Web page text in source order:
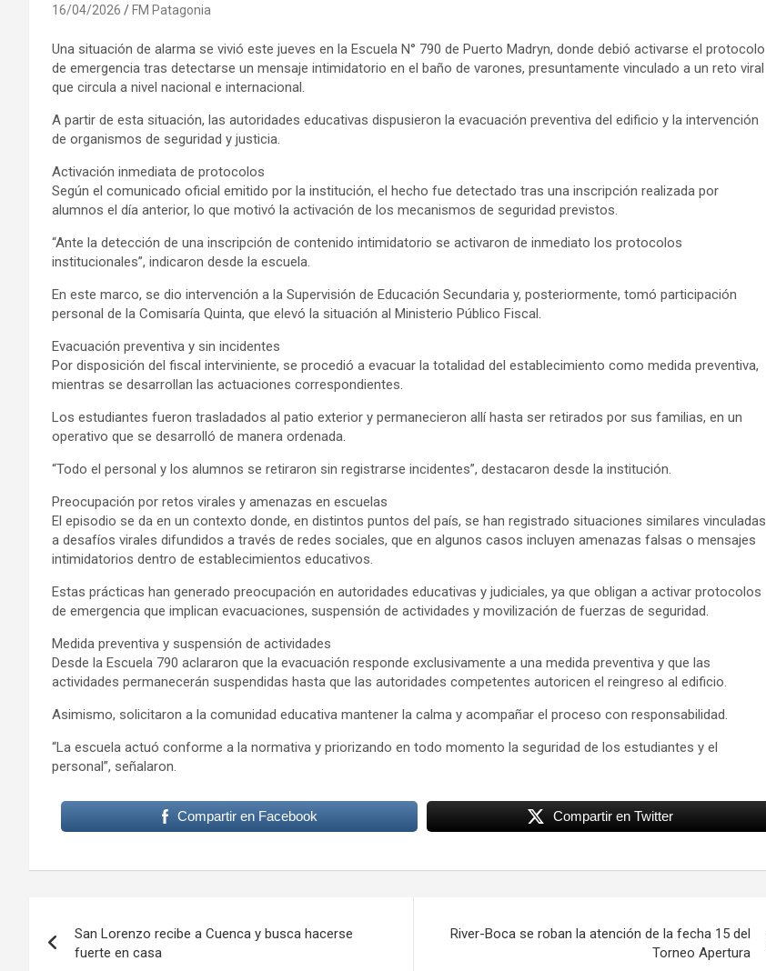
16/04/2026 FM Patagonia
Una situación de alarma se vivió este jueves en la Escuela N° 790 de Puerto Madryn, donde debió activarse el protocolo
de emergencia tras detectarse un mensaje intimidatorio en el baño de varones, presuntamente vinculado a un reto viral
que circula a nivel nacional e internacional.
A partir de esta situación, las autoridades educativas dispusieron la evacuación preventiva del edificio y la intervención
de organismos de seguridad y justicia.
Activación inmediata de protocolos
Según el comunicado oficial emitido por la institución, el hecho fue detectado tras una inscripción realizada por
alumnos el día anterior, lo que motivó la activación de los mecanismos de seguridad previstos.
“Ante la detección de una inscripción de contenido intimidatorio se activaron de inmediato los protocolos
institucionales”, indicaron desde la escuela.
En este marco, se dio intervención a la Supervisión de Educación Secundaria y, posteriormente, tomó participación
personal de la Comisaría Quinta, que elevó la situación al Ministerio Público Fiscal.
Evacuación preventiva y sin incidentes
Por disposición del fiscal interviniente, se procedió a evacuar la totalidad del establecimiento como medida preventiva,
mientras se desarrollan las actuaciones correspondientes.
Los estudiantes fueron trasladados al patio exterior y permanecieron allí hasta ser retirados por sus familias, en un
operativo que se desarrolló de manera ordenada.
“Todo el personal y los alumnos se retiraron sin registrarse incidentes”, destacaron desde la institución.
Preocupación por retos virales y amenazas en escuelas
El episodio se da en un contexto donde, en distintos puntos del país, se han registrado situaciones similares vinculadas
a desafíos virales difundidos a través de redes sociales, que en algunos casos incluyen amenazas falsas o mensajes
intimidatorios dentro de establecimientos educativos.
Estas prácticas han generado preocupación en autoridades educativas y judiciales, ya que obligan a activar protocolos
de emergencia que implican evacuaciones, suspensión de actividades y movilización de fuerzas de seguridad.
Medida preventiva y suspensión de actividades
Desde la Escuela 790 aclararon que la evacuación responde exclusivamente a una medida preventiva y que las
actividades permanecerán suspendidas hasta que las autoridades competentes autoricen el reingreso al edificio.
Asimismo, solicitaron a la comunidad educativa mantener la calma y acompañar el proceso con responsabilidad.
“La escuela actuó conforme a la normativa y priorizando en todo momento la seguridad de los estudiantes y el
personal”, señalaron.
Compartir en Facebook Compartir en Twitter
de
San Lorenzo recibe a Cuenca y busca hacerse
fuerte en casa
River-Boca se roban la atención de la fecha 15 del
Torneo Apertura